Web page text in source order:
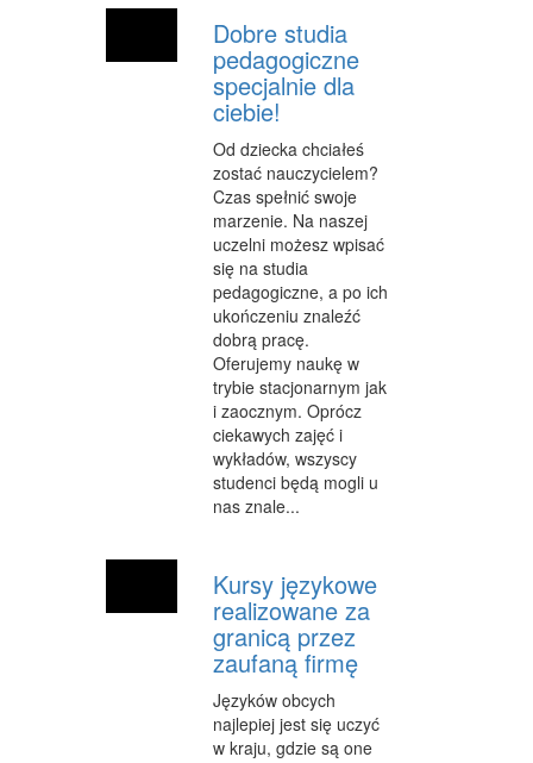
Dobre studia
pedagogiczne
specjalnie dla
ciebie!
Od dziecka chciałeś
zostać nauczycielem?
Czas spełnić swoje
marzenie. Na naszej
uczelni możesz wpisać
się na studia
pedagogiczne, a po ich
ukończeniu znaleźć
dobrą pracę.
Oferujemy naukę w
trybie stacjonarnym jak
i zaocznym. Oprócz
ciekawych zajęć i
wykładów, wszyscy
studenci będą mogli u
nas znale...
Kursy językowe
realizowane za
granicą przez
zaufaną firmę
Języków obcych
najlepiej jest się uczyć
w kraju, gdzie są one